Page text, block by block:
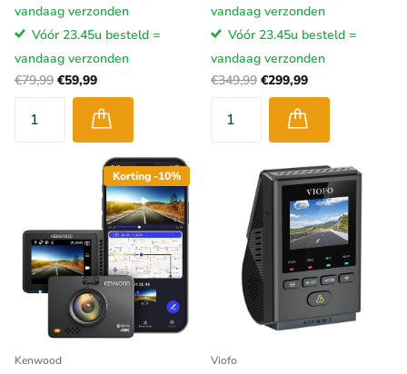
vandaag verzonden
Vóór 23.45u besteld =
vandaag verzonden
€79,99 €59,99
vandaag verzonden
Vóór 23.45u besteld =
vandaag verzonden
€349,99 €299,99
Korting -10%
Kenwood Viofo